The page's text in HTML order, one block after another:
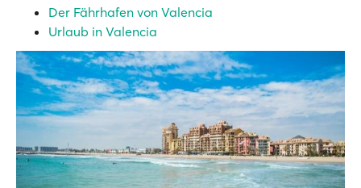
Der Fährhafen von Valencia
Urlaub in Valencia